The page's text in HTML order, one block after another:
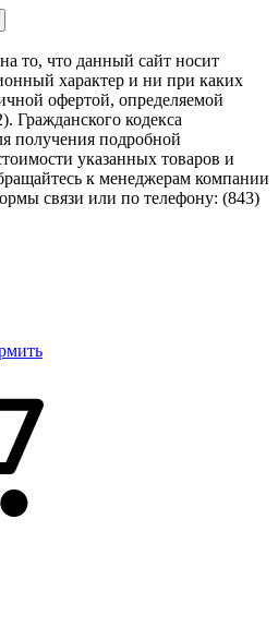
то, что данный сайт носит
характер и ни при каких
офертой, определяемой
Гражданского кодекса
получения подробной
указанных товаров и
к менеджерам компании
связи или по телефону: (843)